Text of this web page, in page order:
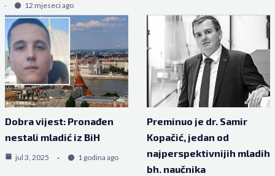
12 mjeseci ago
Dobra vijest: Pronađen
nestali mladić iz BiH
jul 3, 2025 1 godina ago
Preminuo je dr. Samir
Kopačić, jedan od
najperspektivnijih mladih
bh. naučnika